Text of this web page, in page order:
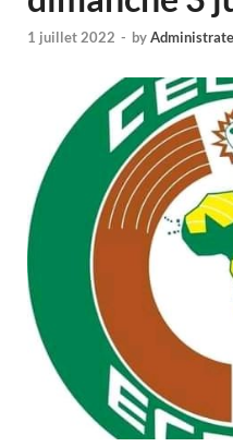
1 juillet 2022 - by